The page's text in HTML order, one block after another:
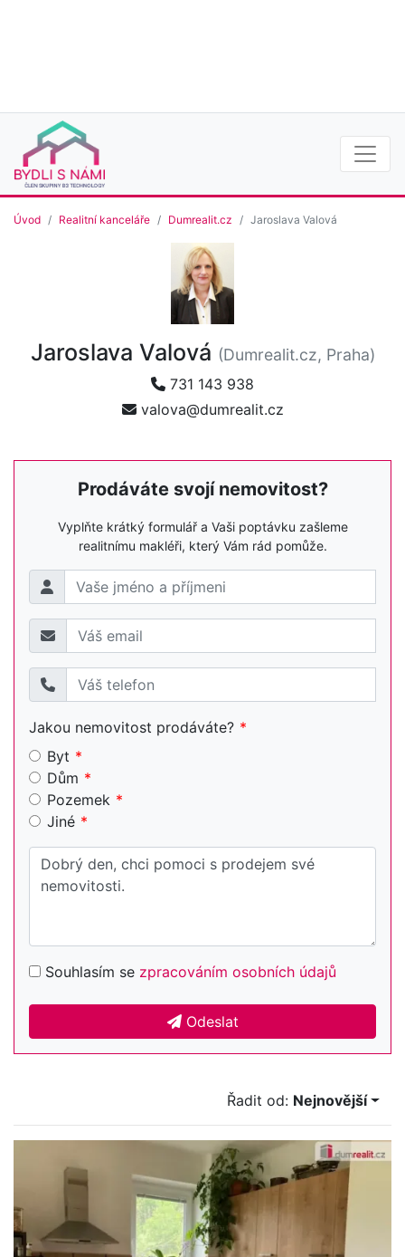
Úvod Realitní kanceláře Dumrealit.cz Jaroslava Valová
Jaroslava Valová (Dumrealit.cz, Praha)
731 143 938
valova@dumrealit.cz
Prodáváte svojí nemovitost?
Vyplňte krátký formulář a Vaši poptávku zašleme
realitnímu makléři, který Vám rád pomůže.
Jakou nemovitost prodáváte?
Byt
Dům
Pozemek
Jiné
Souhlasím se zpracováním osobních údajů
Odeslat
Řadit od: Nejnovější